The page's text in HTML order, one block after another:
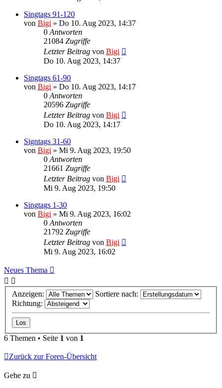
Singtags 91-120
von Bigi » Do 10. Aug 2023, 14:37
0 Antworten
21084 Zugriffe
Letzter Beitrag von Bigi
Do 10. Aug 2023, 14:37
Singtags 61-90
von Bigi » Do 10. Aug 2023, 14:17
0 Antworten
20596 Zugriffe
Letzter Beitrag von Bigi
Do 10. Aug 2023, 14:17
Signtags 31-60
von Bigi » Mi 9. Aug 2023, 19:50
0 Antworten
21661 Zugriffe
Letzter Beitrag von Bigi
Mi 9. Aug 2023, 19:50
Singtags 1-30
von Bigi » Mi 9. Aug 2023, 16:02
0 Antworten
21792 Zugriffe
Letzter Beitrag von Bigi
Mi 9. Aug 2023, 16:02
Neues Thema
Anzeigen:
Sortiere nach:
Richtung:
6 Themen • Seite 1 von 1
Zurück zur Foren-Übersicht
Gehe zu